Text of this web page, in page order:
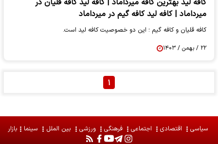
کافه لید بهترین کافه میرداماد | کافه لید کافه قلیان در
میرداماد | کافه لید کافه گیم در میرداماد
کافه قلیان و کافه گیم ؛ این دو خصوصیت کافه لید است.
۲۲ / بهمن / ۱۴۰۳
۱
سیاسی اقتصادی اجتماعی فرهنگی ورزشی بین الملل سینما بازار